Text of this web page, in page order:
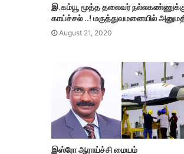
இ.கம்யூ மூத்த தலைவர்
காய்ச்சல் ..! மருத்துவமனையில்
August 21, 2020
இஸ்ரோ ஆராய்ச்சி மையம்